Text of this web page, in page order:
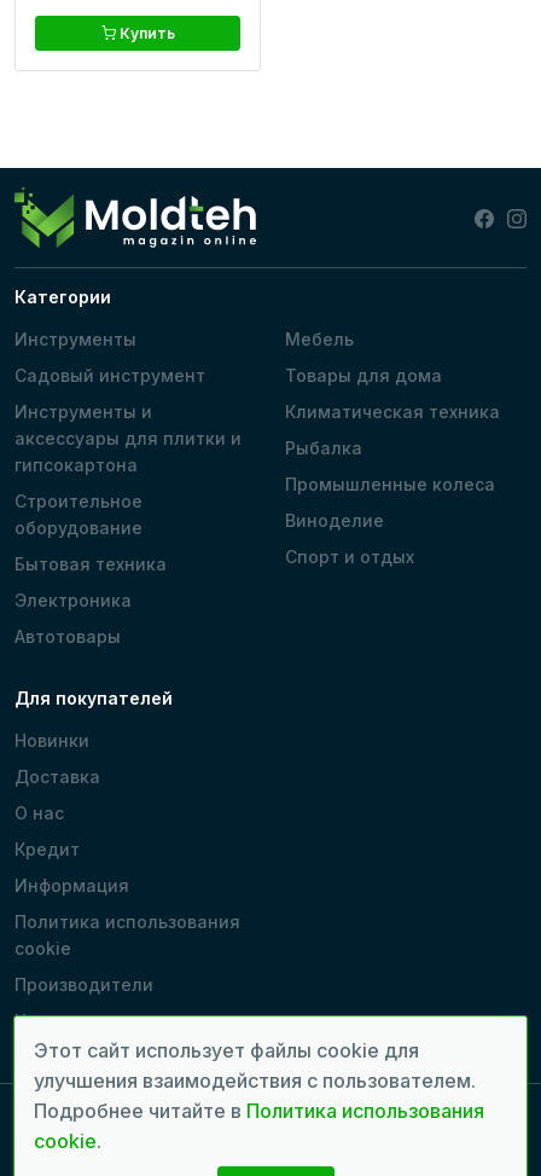
Купить
Категории
Инструменты
Садовый инструмент
Инструменты и
аксессуары для плитки и
гипсокартона
Строительное
оборудование
Бытовая техника
Электроника
Автотовары
Мебель
Товары для дома
Климатическая техника
Рыбалка
Промышленные колеса
Виноделие
Спорт и отдых
Для покупателей
Новинки
Доставка
О нас
Кредит
Информация
Политика использования
cookie
Производители
Наши магазины
Copyright 2022 - 2026 © Все права защищены. | Время генерации
Этот сайт использует файлы cookie для
улучшения взаимодействия с пользователем.
Подробнее читайте в Политика использования
cookie.